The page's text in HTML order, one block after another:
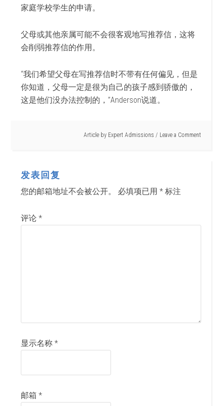
家庭学校学生的申请。
父母或其他亲属可能不会很客观地写推荐信，这将
会削弱推荐信的作用。
“我们希望父母在写推荐信时不带有任何偏见，但是
你知道，父母一定是很为自己的孩子感到骄傲的，
这是他们没办法控制的，”Anderson说道。
Article by Expert Admissions Leave a Comment
发表回复
您的邮箱地址不会被公开。 必填项已用* 标注
评论*
显示名称*
邮箱*